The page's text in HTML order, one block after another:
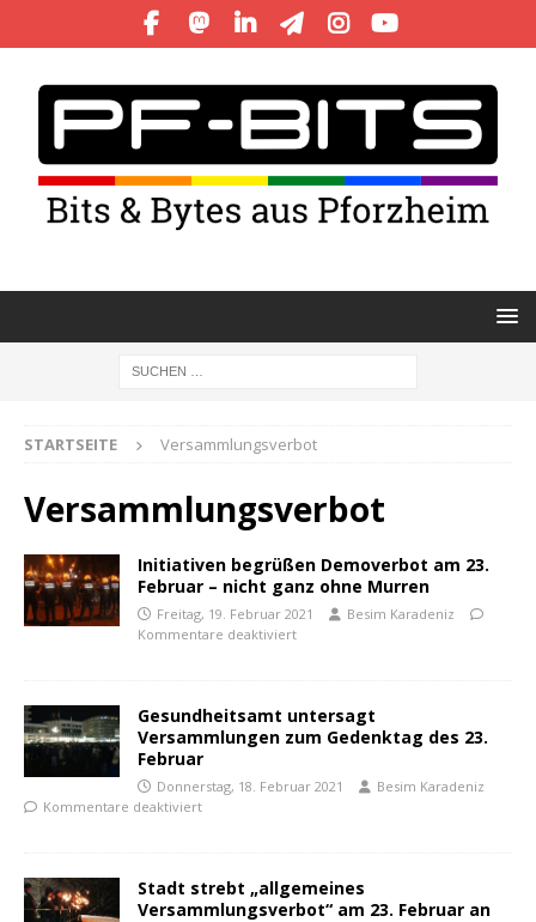
STARTSEITE Versammlungsverbot
Versammlungsverbot
Initiativen begrüßen Demoverbot am 23.
Februar – nicht ganz ohne Murren
Freitag, 19. Februar 2021
Besim Karadeniz
Kommentare deaktiviert
Gesundheitsamt untersagt
Versammlungen zum Gedenktag des 23.
Februar
Donnerstag, 18. Februar 2021
Besim Karadeniz
Kommentare deaktiviert
Stadt strebt „allgemeines
Versammlungsverbot“ am 23. Februar an